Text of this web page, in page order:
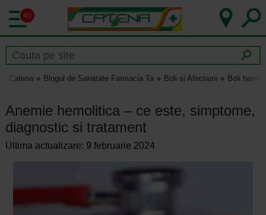
40
Catena Blogul de Sanatate Farmacia Ta Boli si Afectiuni Boli
Anemie hemolitica – ce este, simptome,
diagnostic si tratament
Ultima actualizare: 9 februarie 2024